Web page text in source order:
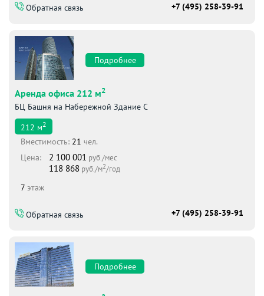
Обратная связь +7 (495) 258-39-91
Подробнее
Аренда офиса 212 м2
БЦ Башня на Набережной Здание С
212 м2
Вместимоcть: 21 чел.
Цена:
2 100 001 руб./мес
118 868 руб./м2/год
7 этаж
Обратная связь +7 (495) 258-39-91
Подробнее